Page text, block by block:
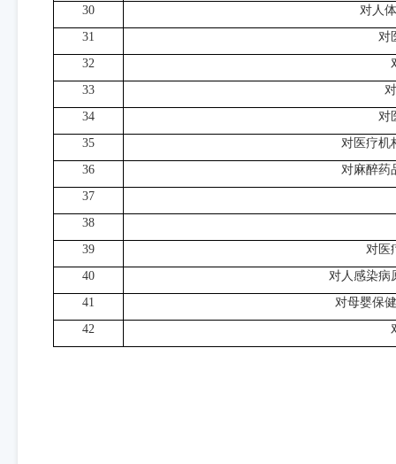
30
对人
31
对
32
33
34
对
35
对医疗机
36
对麻醉药
37
38
39
对医
40
对人感染病
41
对母婴保
42